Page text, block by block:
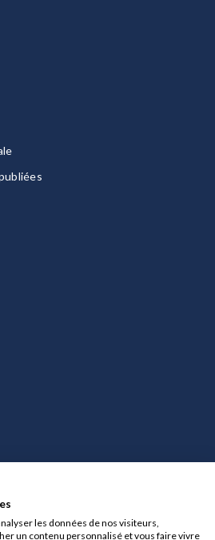
les données de nos visiteurs,
un contenu personnalisé et vous faire vivre